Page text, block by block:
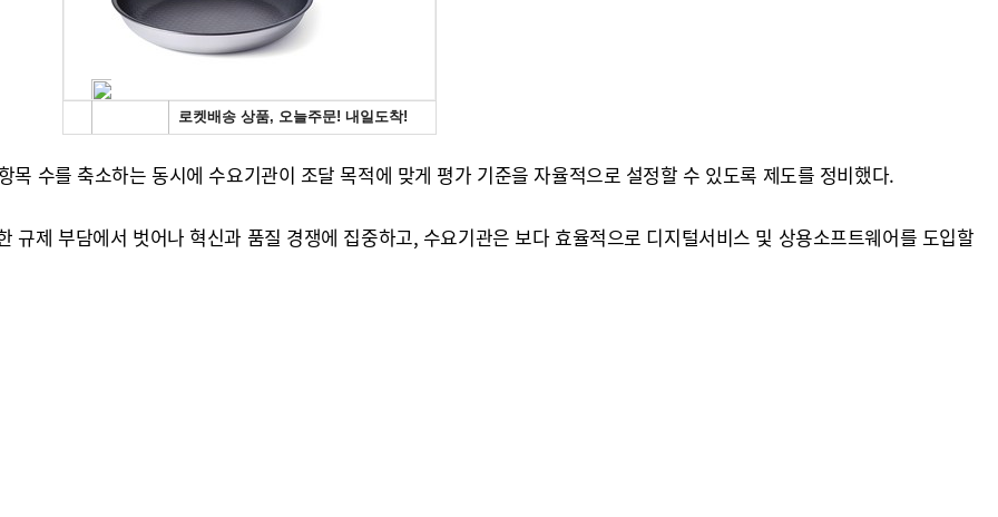
목 수를 축소하는 동시에 수요기관이 조달 목적에 맞게 평가 기준을 자율적으로 설정할 수 있도록 제도를 정비했다.
규제 부담에서 벗어나 혁신과 품질 경쟁에 집중하고, 수요기관은 보다 효율적으로 디지털서비스 및 상용소프트웨어를 도입할